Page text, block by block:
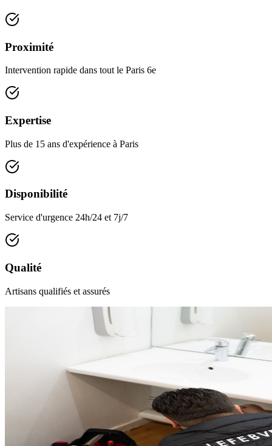
Proximité
Intervention rapide dans tout le Paris 6e
Expertise
Plus de 15 ans d'expérience à Paris
Disponibilité
Service d'urgence 24h/24 et 7j/7
Qualité
Artisans qualifiés et assurés